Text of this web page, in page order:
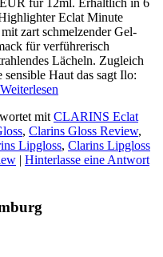
Eclat Minute
zart schmelzender Gel-
für verführerisch
Lächeln. Zugleich
Haut das sagt Ilo:
Weiterlesen
mit CLARINS Eclat
, Clarins Gloss Review,
Lipgloss, Clarins Lipgloss
| Hinterlasse eine Antwort